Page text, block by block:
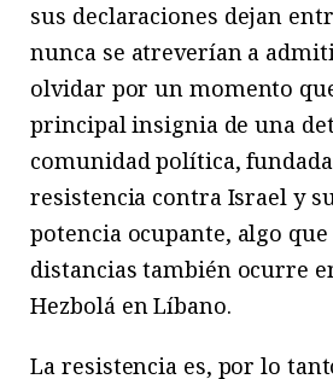
sus declaraciones dejan
nunca se atreverían a
olvidar por un momento
principal insignia de una
comunidad política,
resistencia contra Israel y
potencia ocupante, algo
distancias también ocurre
Hezbolá en Líbano.
La resistencia es, por lo